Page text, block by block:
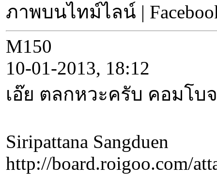
ภาพบนไทม์ไลน์ |
M150
10-01-2013, 18:12
เอ๊ย ตลกหวะครับ คอมโ
Siripattana Sangduen
http://board.roigoo.com/